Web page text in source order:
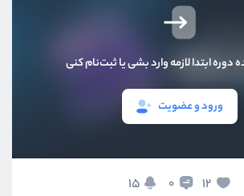
دوره ابتدا لازمه وارد بشی یا ثبت‌نام کنی
ورود و عضویت
12
0
15